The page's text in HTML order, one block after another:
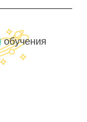
обучения